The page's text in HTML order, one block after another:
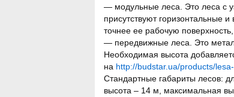
— модульные леса. Это леса с
присутствуют горизонтальные
точнее ее рабочую
— передвижные леса. Это
Необходимая высота
на http://budstar.ua/products/
Стандартные габариты лесов:
высота – 14 м, максимальная